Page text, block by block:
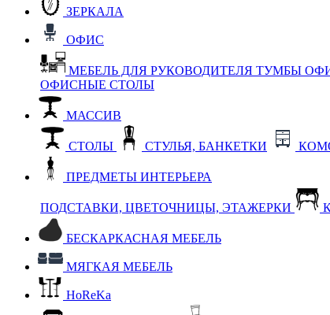
ЗЕРКАЛА
ОФИС
МЕБЕЛЬ ДЛЯ РУКОВОДИТЕЛЯ ТУМБЫ
ОФИСНЫЕ СТОЛЫ
МАССИВ
СТОЛЫ СТУЛЬЯ, БАНКЕТКИ
ПРЕДМЕТЫ ИНТЕРЬЕРА
ПОДСТАВКИ, ЦВЕТОЧНИЦЫ, ЭТАЖЕРКИ
БЕСКАРКАСНАЯ МЕБЕЛЬ
МЯГКАЯ МЕБЕЛЬ
HoReKa